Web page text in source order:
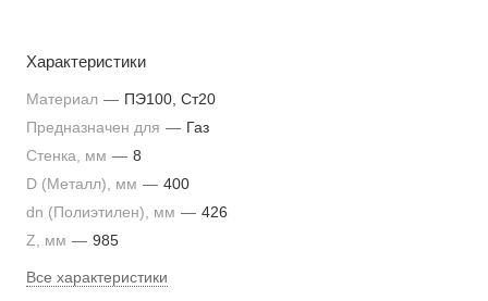
Характеристики
Материал — ПЭ100, Ст20
Предназначен для — Газ
Стенка, мм — 8
D (Металл), мм — 400
dn (Полиэтилен), мм — 426
Z, мм — 985
Все характеристики